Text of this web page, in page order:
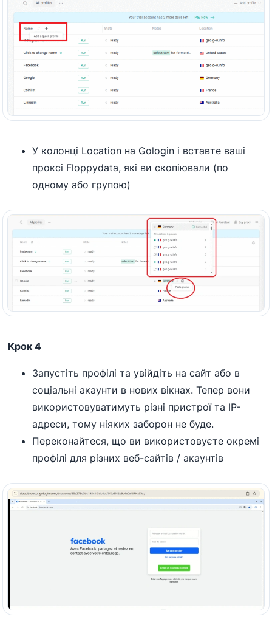
У колонці Location на Gologin і вставте ваші
проксі Floppydata, які ви скопіювали (по
одному або групою)
Крок 4
Запустіть профілі та увійдіть на сайт або в
соціальні акаунти в нових вікнах. Тепер вони
використовуватимуть різні пристрої та IP-
адреси, тому ніяких заборон не буде.
Переконайтеся, що ви використовуєте окремі
профілі для різних веб-сайтів / акаунтів